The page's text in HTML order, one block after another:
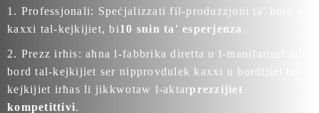
1. Professjonali: Speċjalizzati fil-produzzjoni ta' bord u
kaxxi tal-kejkijiet, bi10 snin ta' esperjenza .
2. Prezz irħis: aħna l-fabbrika diretta u l-manifatturi tal-
bord tal-kejkijiet ser nipprovdulek kaxxi u bordijiet tal-
kejkijiet irħas li jikkwotaw l-aktarprezzijiet
kompetittivi.